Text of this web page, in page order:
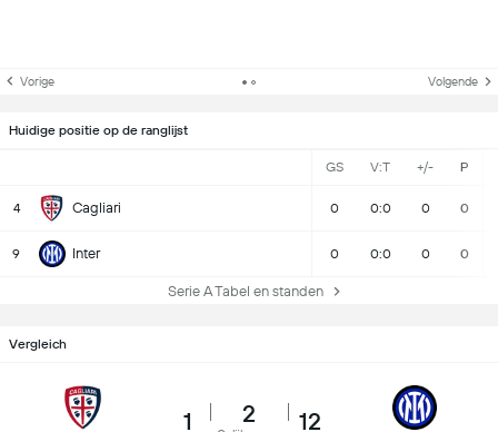
Vorige Volgende
Huidige positie op de ranglijst
GS V:T +/- P
4 Cagliari 0 0:0 0 0
9 Inter 0 0:0 0 0
Serie A Tabel en standen
Vergleich
1 2 12